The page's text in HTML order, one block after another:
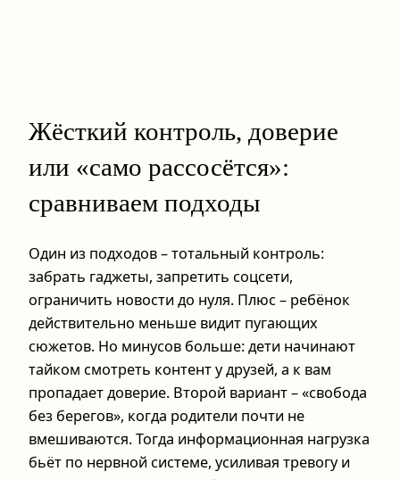
Жёсткий контроль, доверие
или «само рассосётся»:
сравниваем подходы
Один из подходов – тотальный контроль:
забрать гаджеты, запретить соцсети,
ограничить новости до нуля. Плюс – ребёнок
действительно меньше видит пугающих
сюжетов. Но минусов больше: дети начинают
тайком смотреть контент у друзей, а к вам
пропадает доверие. Второй вариант – «свобода
без берегов», когда родители почти не
вмешиваются. Тогда информационная нагрузка
бьёт по нервной системе, усиливая тревогу и